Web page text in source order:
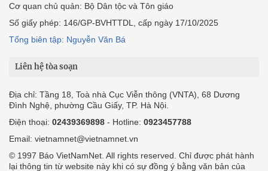
Cơ quan chủ quản: Bộ Dân tộc và Tôn giáo
Số giấy phép: 146/GP-BVHTTDL, cấp ngày 17/10/2025
Tổng biên tập: Nguyễn Văn Bá
Liên hệ tòa soạn
Địa chỉ: Tầng 18, Toà nhà Cục Viễn thông (VNTA), 68 Dương
Đình Nghệ, phường Cầu Giấy, TP. Hà Nội.
Điện thoại: 02439369898 - Hotline: 0923457788
Email: vietnamnet@vietnamnet.vn
© 1997 Báo VietNamNet. All rights reserved. Chỉ được phát hành
lại thông tin từ website này khi có sự đồng ý bằng văn bản của